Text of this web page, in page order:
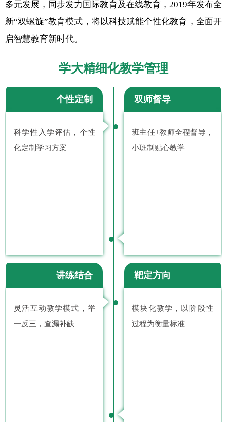
多元发展，同步发力国际教育及在线教育，2019年发布全
新“双螺旋”教育模式，将以科技赋能个性化教育，全面开
启智慧教育新时代。
学大精细化教学管理
个性定制
科学性入学评估，个性
化定制学习方案
讲练结合
灵活互动教学模式，举
一反三，查漏补缺
双师督导
班主任+教师全程督导，
小班制贴心教学
靶定方向
模块化教学，以阶段性
过程为衡量标准